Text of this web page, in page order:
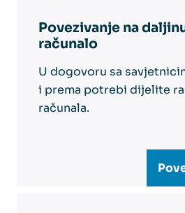
Povezivanje na
računalo
U dogovoru sa
i prema potrebi dijelite
računala.